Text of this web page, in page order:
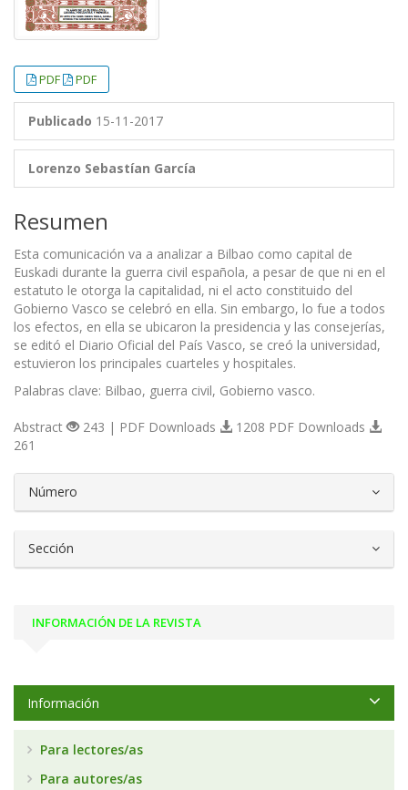
PDF PDF
Publicado 15-11-2017
Lorenzo Sebastían García
Resumen
Esta comunicación va a analizar a Bilbao como capital de
Euskadi durante la guerra civil española, a pesar de que ni en el
estatuto le otorga la capitalidad, ni el acto constituido del
Gobierno Vasco se celebró en ella. Sin embargo, lo fue a todos
los efectos, en ella se ubicaron la presidencia y las consejerías,
se editó el Diario Oficial del País Vasco, se creó la universidad,
estuvieron los principales cuarteles y hospitales.
Palabras clave: Bilbao, guerra civil, Gobierno vasco.
Abstract 243 | PDF Downloads
1208 PDF Downloads
261
Número
Sección
INFORMACIÓN DE LA REVISTA
Información
Para lectores/as
Para autores/as